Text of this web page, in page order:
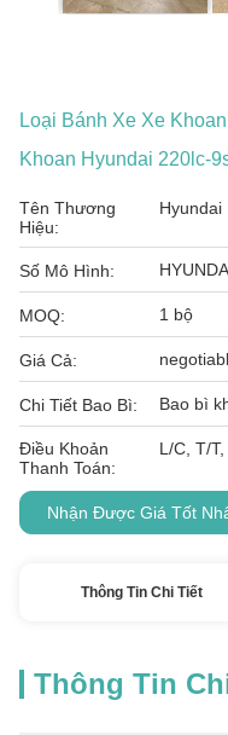
Loại Bánh Xe Xe
Khoan Hyundai 220lc-
Tên Thương
Hiệu:
Hyundai
Số Mô Hình:
MOQ: 1 bộ
Giá Cả:
Chi Tiết Bao Bì: Bao bì
Điều Khoản
Thanh Toán:
L/C, T/
Nhận Được Giá Tốt
Thông Tin Chi Tiết
Thông Tin